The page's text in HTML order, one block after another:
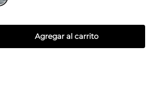
Agregar al carrito